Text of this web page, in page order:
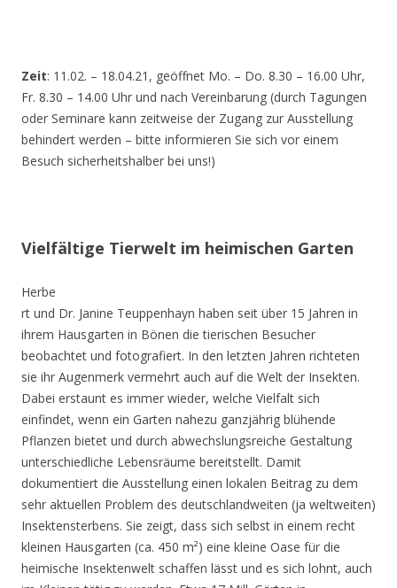
Zeit: 11.02. – 18.04.21, geöffnet Mo. – Do. 8.30 – 16.00 Uhr,
Fr. 8.30 – 14.00 Uhr und nach Vereinbarung (durch Tagungen
oder Seminare kann zeitweise der Zugang zur Ausstellung
behindert werden – bitte informieren Sie sich vor einem
Besuch sicherheitshalber bei uns!)
Vielfältige Tierwelt im heimischen Garten
Herbe
rt und Dr. Janine Teuppenhayn haben seit über 15 Jahren in
ihrem Hausgarten in Bönen die tierischen Besucher
beobachtet und fotografiert. In den letzten Jahren richteten
sie ihr Augenmerk vermehrt auch auf die Welt der Insekten.
Dabei erstaunt es immer wieder, welche Vielfalt sich
einfindet, wenn ein Garten nahezu ganzjährig blühende
Pflanzen bietet und durch abwechslungsreiche Gestaltung
unterschiedliche Lebensräume bereitstellt. Damit
dokumentiert die Ausstellung einen lokalen Beitrag zu dem
sehr aktuellen Problem des deutschlandweiten (ja weltweiten)
Insektensterbens. Sie zeigt, dass sich selbst in einem recht
kleinen Hausgarten (ca. 450 m²) eine kleine Oase für die
heimische Insektenwelt schaffen lässt und es sich lohnt, auch